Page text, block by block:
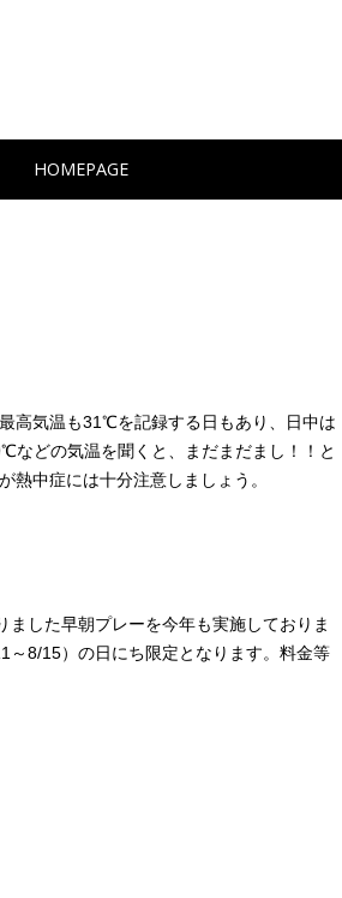
HOMEPAGE
高気温も31℃を記録する日もあり、日中は
などの気温を聞くと、まだまだまし！！と
熱中症には十分注意しましょう。
した早朝プレーを今年も実施しておりま
～8/15）の日にち限定となります。料金等